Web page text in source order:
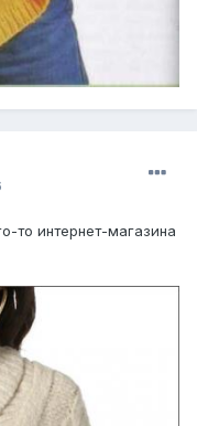
то интернет-магазина